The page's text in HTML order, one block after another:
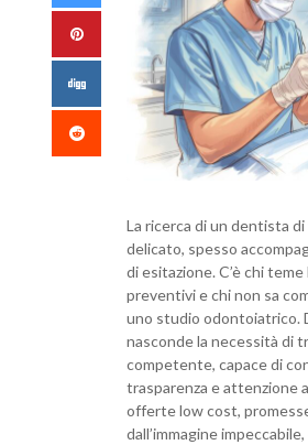
La ricerca di un dentista
delicato, spesso
di esitazione. C’è chi
preventivi e chi non sa
uno studio odontoiatrico.
nasconde la necessità di
competente, capace di
trasparenza e attenzione
offerte low cost,
dall’immagine